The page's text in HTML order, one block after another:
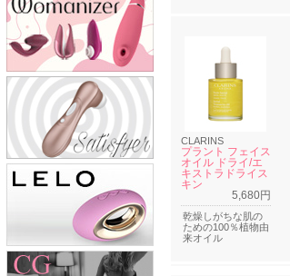
CLARINS
プラント フェイス
オイル ドライ/エ
キストラドライス
キン
5,680円
乾燥しがちな肌の
ための100％植物由
来オイル